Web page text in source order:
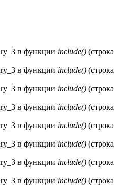
в функции include() (строка
в функции include() (строка
в функции include() (строка
в функции include() (строка
в функции include() (строка
в функции include() (строка
в функции include() (строка
в функции include() (строка